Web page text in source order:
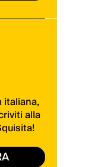
italiana,
alla